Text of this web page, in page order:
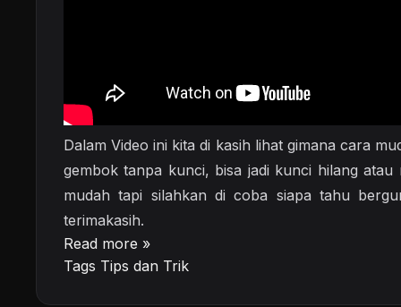
Dalam Video ini kita di kasih lihat gimana cara
gembok tanpa kunci, bisa jadi kunci hilang atau
mudah tapi silahkan di coba siapa tahu
terimakasih.
Read more »
Tags Tips dan Trik